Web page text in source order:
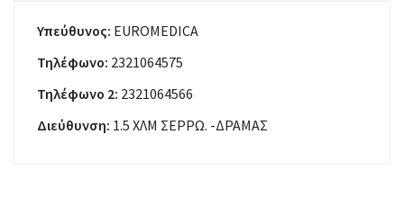
Υπεύθυνος: EUROMEDICA
Τηλέφωνο: 2321064575
Τηλέφωνο 2: 2321064566
Διεύθυνση: 1.5 ΧΛΜ ΣΕΡΡΩ. -ΔΡΑΜΑΣ